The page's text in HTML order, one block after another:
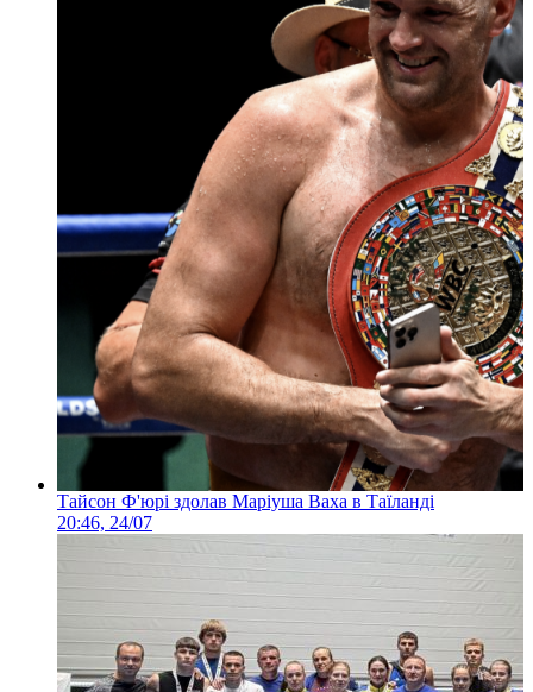
Тайсон Ф'юрі здолав Маріуша Ваха в Таїланді
20:46, 24/07